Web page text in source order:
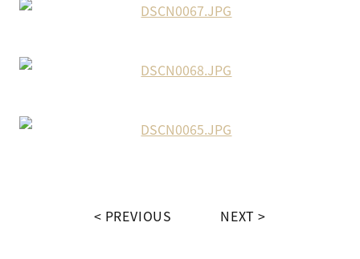
PREVIOUS NEXT